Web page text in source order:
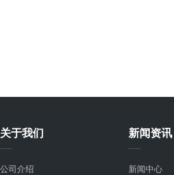
关于我们
公司介绍
新闻资讯
新闻中心